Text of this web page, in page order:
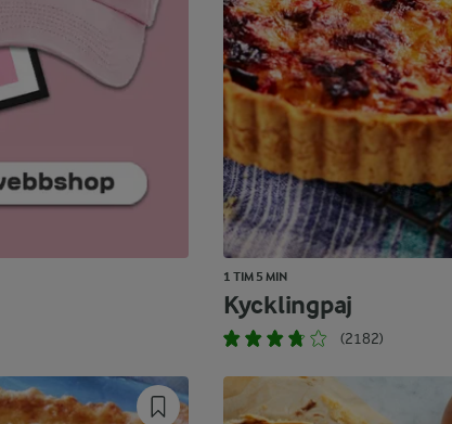
1 TIM 5 MIN
Kycklingpaj
(2182)